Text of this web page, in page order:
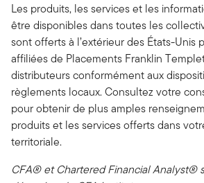
Les produits, les services et les
être disponibles dans toutes les
sont offerts à l’extérieur des États-Unis
affiliées de Placements Franklin
distributeurs conformément aux
règlements locaux. Consultez votre
pour obtenir de plus amples
produits et les services offerts dans
territoriale.
CFA® et Chartered Financial Analyst®